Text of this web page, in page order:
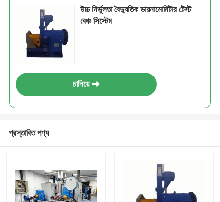
উচ্চ নির্ভুলতা বৈদ্যুতিক ডায়নামোমিটার টেস্ট
বেঞ্চ সিস্টেম
চালিয়ে
প্রস্তাবিত পণ্য